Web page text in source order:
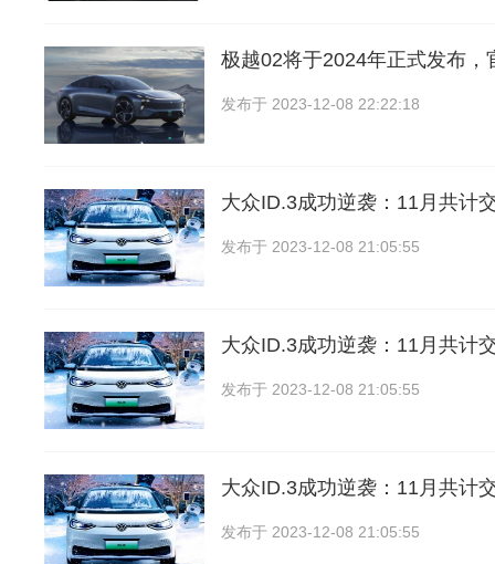
极越02将于2024年正式发布，
发布于 2023-12-08 22:22:18
大众ID.3成功逆袭：11月共计
发布于 2023-12-08 21:05:55
大众ID.3成功逆袭：11月共计
发布于 2023-12-08 21:05:55
大众ID.3成功逆袭：11月共计
发布于 2023-12-08 21:05:55